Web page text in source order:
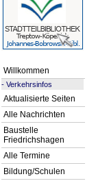
Willkommen
- Verkehrsinfos
Aktualisierte Seiten
Alle Nachrichten
Baustelle
Friedrichshagen
Alle Termine
Bildung/Schulen